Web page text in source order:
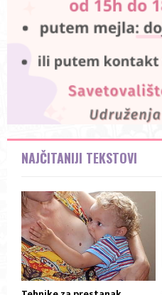
NAJČITANIJI TEKSTOVI